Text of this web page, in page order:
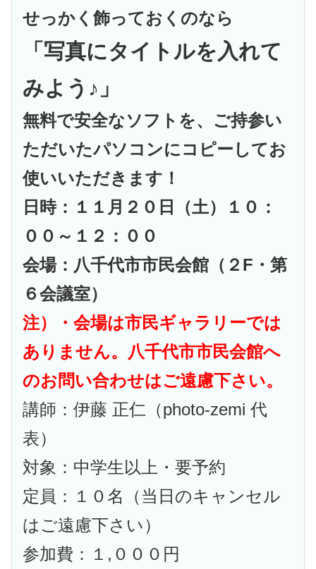
せっかく飾っておくのなら
「写真にタイトルを入れて
みよう♪」
無料で安全なソフトを、ご持参い
ただいたパソコンにコピーしてお
使いいただきます！
日時：１１月２０日（土）１０：
００～１２：００
会場：八千代市市民会館（２F・第
６会議室）
注）・会場は市民ギャラリーでは
ありません。 八千代市市民会館へ
のお問い合わせはご遠慮下さい。
講師：伊藤 正仁（photo-zemi 代
表）
対象：中学生以上・要予約
定員：１０名（当日のキャンセル
はご遠慮下さい）
参加費：１,０００円